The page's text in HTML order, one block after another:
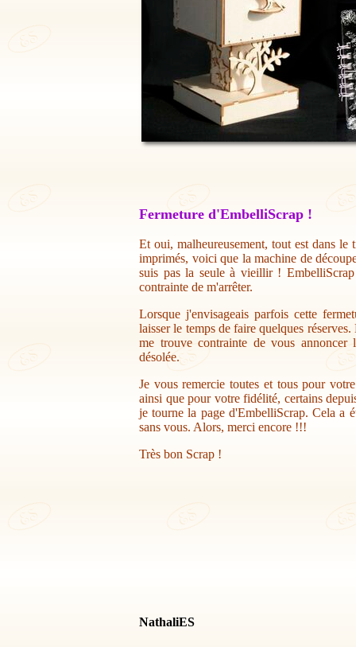
Fermeture d'EmbelliScrap !
Et oui, malheureusement, tout est dans
imprimés, voici que la machine de
suis pas la seule à vieillir !
contrainte de m'arrêter.
Lorsque j'envisageais parfois cette
laisser le temps de faire quelques
me trouve contrainte de vous annoncer
désolée.
Je vous remercie toutes et tous pour
ainsi que pour votre fidélité, certains
je tourne la page d'EmbelliScrap. Cela a
sans vous. Alors, merci encore !!!
Très bon Scrap !
NathaliES